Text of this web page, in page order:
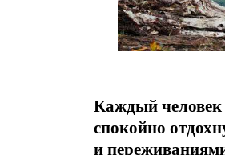
Каждый человек
спокойно
и